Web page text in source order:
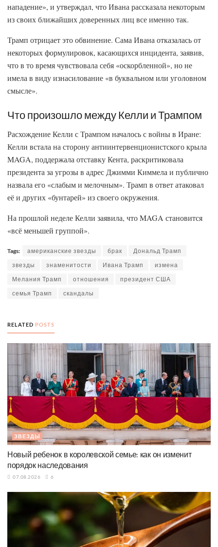
нападение», и утверждал, что Ивана рассказала некоторым
из своих ближайших доверенных лиц все именно так.
Трамп отрицает это обвинение. Сама Ивана отказалась от
некоторых формулировок, касающихся инцидента, заявив,
что в то время чувствовала себя «оскорбленной», но не
имела в виду изнасилование «в буквальном или уголовном
смысле».
Что произошло между Келли и Трампом
Расхождение Келли с Трампом началось с войны в Иране:
Келли встала на сторону антиинтервенционистского крыла
MAGA, поддержала отставку Кента, раскритиковала
президента за угрозы в адрес Джимми Киммела и публично
назвала его «слабым и мелочным». Трамп в ответ атаковал
её и других «бунтарей» из своего окружения.
На прошлой неделе Келли заявила, что MAGA становится
«всё меньшей группой».
Tags: американские звезды брак
Дональд Трамп
звезды
знаменитости Ивана Трамп
измена
Мелания Трамп
отношения
президент США
семья Трамп
скандалы
RELATED POSTS
ЗВЕЗДЫ
Новый ребенок в королевской семье: как он изменит
порядок наследования
07.08.2026 6